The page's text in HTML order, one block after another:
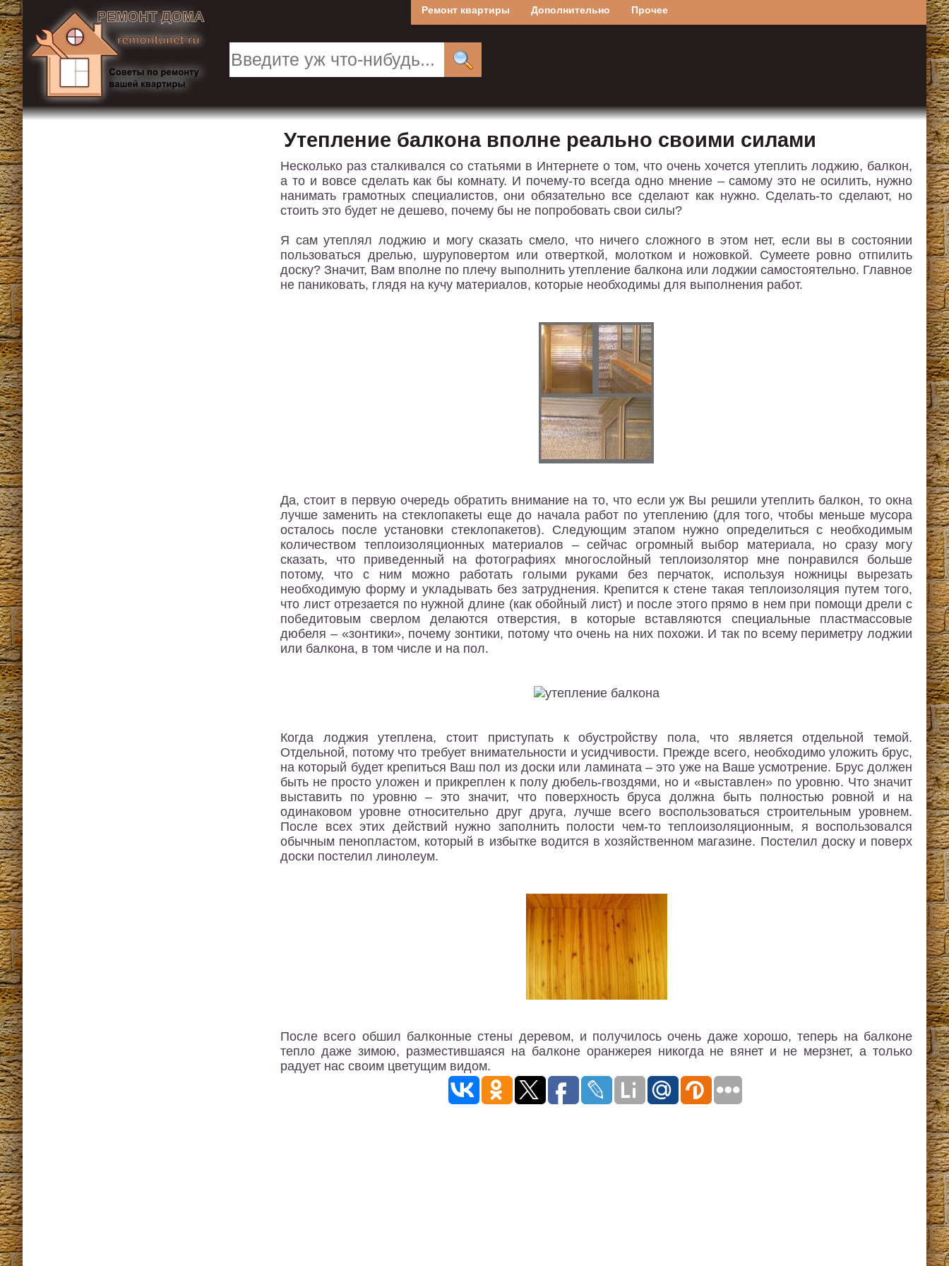
Ремонт квартиры Дополнительно Прочее
Утепление балкона вполне реально своими силами
Несколько раз сталкивался со статьями в Интернете о том, что очень хочется утеплить лоджию, балкон,
а то и вовсе сделать как бы комнату. И почему-то всегда одно мнение – самому это не осилить, нужно
нанимать грамотных специалистов, они обязательно все сделают как нужно. Сделать-то сделают, но
стоить это будет не дешево, почему бы не попробовать свои силы?
Я сам утеплял лоджию и могу сказать смело, что ничего сложного в этом нет, если вы в состоянии
пользоваться дрелью, шуруповертом или отверткой, молотком и ножовкой. Сумеете ровно отпилить
доску? Значит, Вам вполне по плечу выполнить утепление балкона или лоджии самостоятельно. Главное
не паниковать, глядя на кучу материалов, которые необходимы для выполнения работ.
Да, стоит в первую очередь обратить внимание на то, что если уж Вы решили утеплить балкон, то окна
лучше заменить на стеклопакеты еще до начала работ по утеплению (для того, чтобы меньше мусора
осталось после установки стеклопакетов). Следующим этапом нужно определиться с необходимым
количеством теплоизоляционных материалов – сейчас огромный выбор материала, но сразу могу
сказать, что приведенный на фотографиях многослойный теплоизолятор мне понравился больше
потому, что с ним можно работать голыми руками без перчаток, используя ножницы вырезать
необходимую форму и укладывать без затруднения. Крепится к стене такая теплоизоляция путем того,
что лист отрезается по нужной длине (как обойный лист) и после этого прямо в нем при помощи дрели с
победитовым сверлом делаются отверстия, в которые вставляются специальные пластмассовые
дюбеля – «зонтики», почему зонтики, потому что очень на них похожи. И так по всему периметру лоджии
или балкона, в том числе и на пол.
Когда лоджия утеплена, стоит приступать к обустройству пола, что является отдельной темой.
Отдельной, потому что требует внимательности и усидчивости. Прежде всего, необходимо уложить брус,
на который будет крепиться Ваш пол из доски или ламината – это уже на Ваше усмотрение. Брус должен
быть не просто уложен и прикреплен к полу дюбель-гвоздями, но и «выставлен» по уровню. Что значит
выставить по уровню – это значит, что поверхность бруса должна быть полностью ровной и на
одинаковом уровне относительно друг друга, лучше всего воспользоваться строительным уровнем.
После всех этих действий нужно заполнить полости чем-то теплоизоляционным, я воспользовался
обычным пенопластом, который в избытке водится в хозяйственном магазине. Постелил доску и поверх
доски постелил линолеум.
После всего обшил балконные стены деревом, и получилось очень даже хорошо, теперь на балконе
тепло даже зимою, разместившаяся на балконе оранжерея никогда не вянет и не мерзнет, а только
радует нас своим цветущим видом.